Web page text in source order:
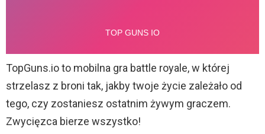
TopGuns.io to mobilna gra battle royale, w której
strzelasz z broni tak, jakby twoje życie zależało od
tego, czy zostaniesz ostatnim żywym graczem.
Zwycięzca bierze wszystko!